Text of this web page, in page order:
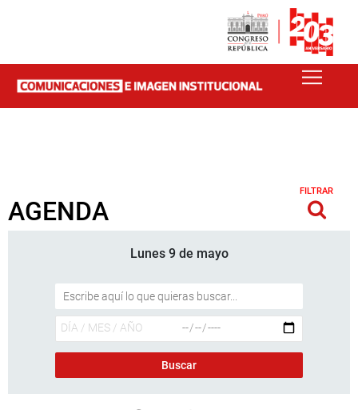
AGENDA
FILTRAR
Lunes 9 de mayo